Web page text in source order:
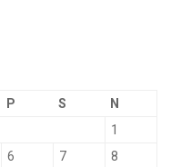
P S N
1
6 7
8